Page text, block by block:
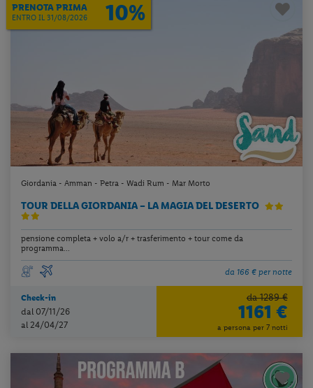
PRENOTA PRIMA
ENTRO IL 31/08/2026 10%
Giordania - Amman - Petra - Wadi Rum - Mar Morto
TOUR DELLA GIORDANIA – LA MAGIA DEL DESERTO
pensione completa + volo a/r + trasferimento + tour come da
programma...
da 166 € per notte
Check-in
dal 07/11/26
al 24/04/27
da 1289 €
1161 €
a persona per 7 notti